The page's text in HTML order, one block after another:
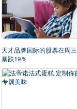
天才品牌国际的股票在周三
暴跌19％